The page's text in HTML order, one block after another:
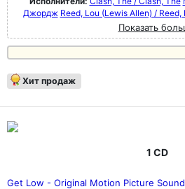
Джордж Reed, Lou (Lewis Allen) /
Показать
Хит продаж
1 CD
Get Low - Original Motion Picture